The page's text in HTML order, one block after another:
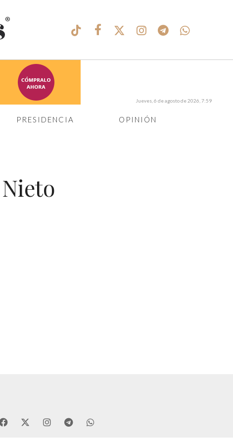
®
PRESIDENCIA OPINIÓN
Jueves, 6 de agosto de 2026, 7:59